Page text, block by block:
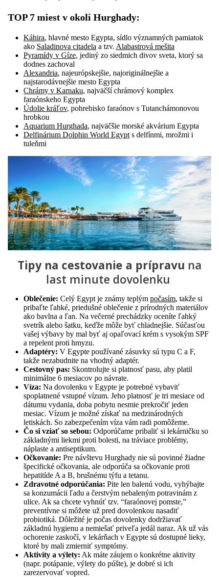
TOP 7 miest v okolí Hurghady:
Káhira, hlavné mesto Egypta, sídlo významných pamiatok
ako Saladinova citadela a tzv. Alabastrová mešita
Pyramídy v Gíze, jediný zo siedmich divov sveta, ktorý sa
dodnes zachoval
Alexandria, najeurópskejšie, najoriginálnejšie a
najstarodávnejšie mesto Egypta
Chrámy v Karnaku, najväčší chrámový komplex
faraónskeho Egypta
Údolie kráľov, pohrebisko faraónov s Tutanchámonovou
hrobkou
Aquarium Hurghada, najväčšie morské akvárium Egypta
Delfinárium Dolphin World Egypt s delfínmi, mrožmi i
tuleňmi
Tipy na cestovanie a prípravu na
last minute dovolenku
Oblečenie: Celý Egypt je známy teplým počasím, takže si
pribaľte ľahké, priedušné oblečenie z prírodných materiálov
ako bavlna a ľan. Na večerné prechádzky oceníte ľahký
svetrík alebo šatku, keďže môže byť chladnejšie. Súčasťou
vašej výbavy by mal byť aj opaľovací krém s vysokým SPF
a repelent proti hmyzu.
Adaptéry: V Egypte používané zásuvky sú typu C a F,
takže nezabudnite na vhodný adaptér.
Cestovný pas: Skontrolujte si platnosť pasu, aby platil
minimálne 6 mesiacov po návrate.
Víza: Na dovolenku v Egypte je potrebné vybaviť
spoplatnené vstupné vízum. Jeho platnosť je tri mesiace od
dátumu vydania, doba pobytu nesmie prekročiť jeden
mesiac. Vízum je možné získať na medzinárodných
letiskách. So zabezpečením víza vám radi pomôžeme.
Čo si vziať so sebou: Odporúčame pribaliť si lekárničku so
základnými liekmi proti bolesti, na tráviace problémy,
náplaste a antiseptikum.
Očkovanie: Pre návštevu Hurghady nie sú povinné žiadne
špecifické očkovania, ale odporúča sa očkovanie proti
hepatitíde A a B, brušnému týfu a tetanu.
Zdravotné odporúčania: Pite len balenú vodu, vyhýbajte
sa konzumácii ľadu a čerstvým nebaleným potravinám z
ulice. Ak sa chcete vyhnúť tzv. “faraónovej pomste,”
preventívne si môžete už pred dovolenkou nasadiť
probiotiká. Dôležité je počas dovolenky dodržiavať
základnú hygienu a nemiešať priveľa jedál naraz. Ak už vás
ochorenie zaskočí, v lekárňach v Egypte sú dostupné lieky,
ktoré by mali zmierniť symptómy.
Aktivity a výlety: Ak máte záujem o konkrétne aktivity
(napr. potápanie, výlety do púšte), je dobré si ich
zarezervovať vopred.